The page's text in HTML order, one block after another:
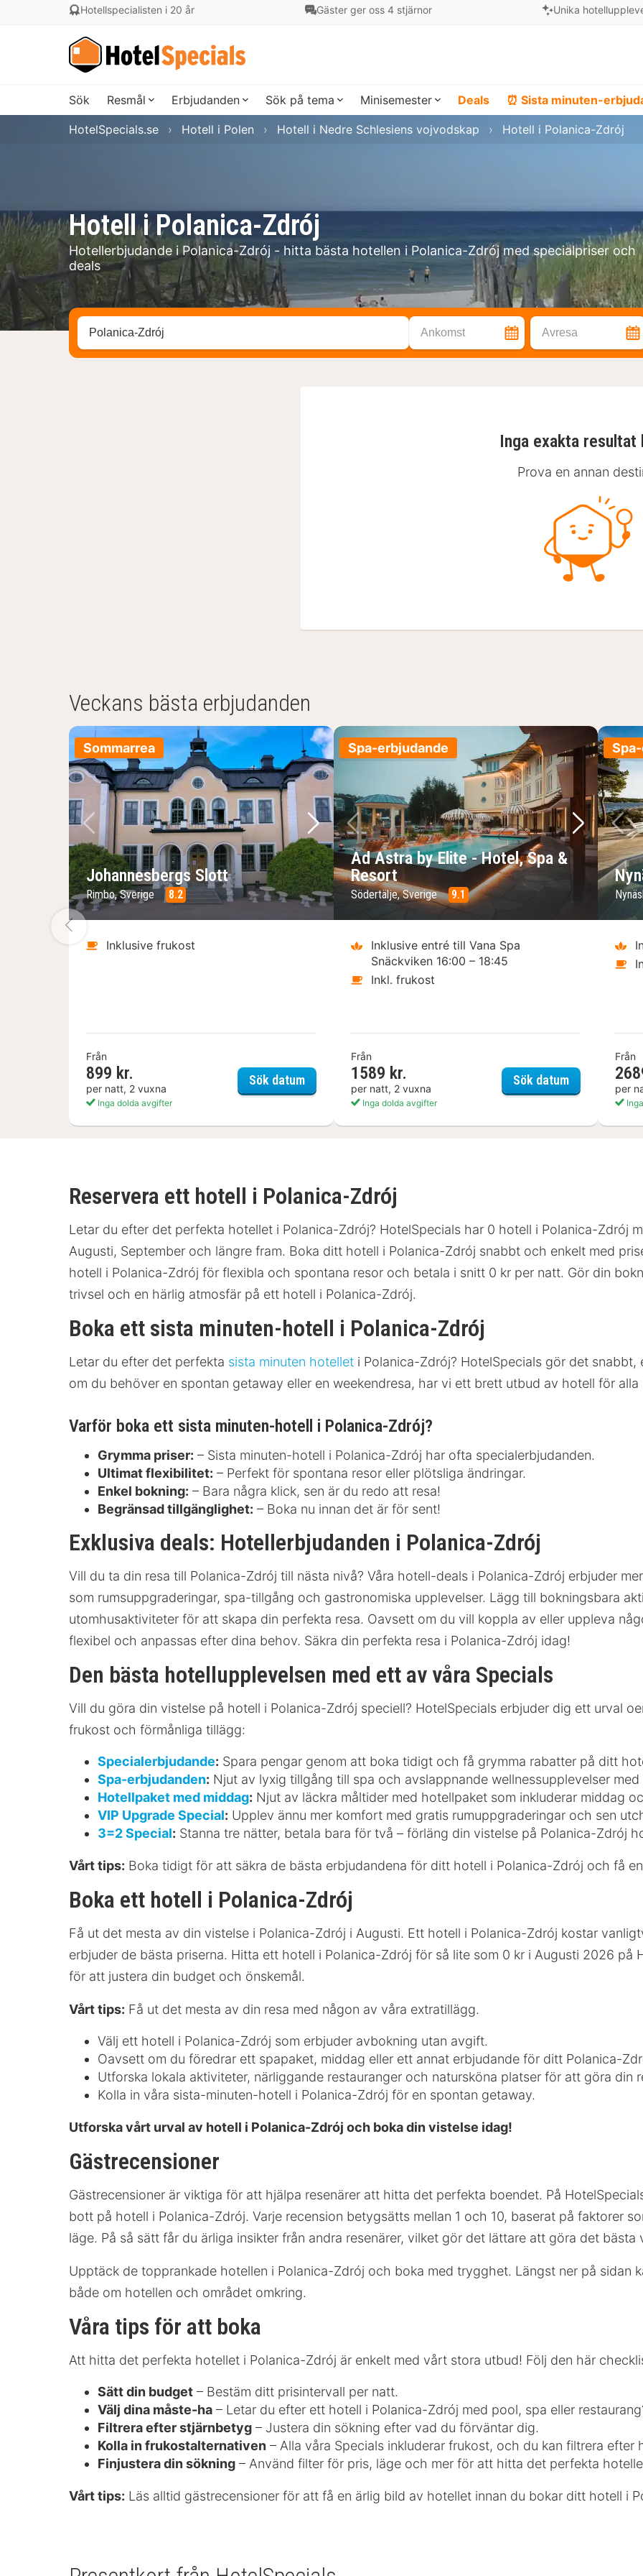
Hotellspecialisten i 20 år Gäster ger oss 4 stjärnor Unika
Sök Resmål Erbjudanden Sök på tema Minisemester Deals ⏰ Sista minuten-
Hotell i Polanica-Zdrój
Hotellerbjudande i Polanica-Zdrój - hitta bästa hotellen i Polanica-Zdrój med specialpriser och
deals
HotelSpecials.se Hotell i Polen Hotell i Nedre Schlesiens vojvodskap Hotell i Polanica-Zdrój
Sök efter hotell, område eller stad Ankomst Avresa
Inga exakta resultat
Prova en annan
Veckans bästa erbjudanden
Sommarrea
Föregående bild
Nästa bild
Johannesbergs Slott
Rimbo, Sverige 8.2
Inklusive frukost
Från
899 kr.
per natt, 2 vuxna
Inga dolda avgifter
Sök datumJohannesbergs Slott
Spa-erbjudande
Föregående bild
Nästa bild
Ad Astra by Elite - Hotel, Spa &
Resort
Södertälje, Sverige 9.1
Inklusive entré till Vana Spa
Snäckviken 16:00 – 18:45
Inkl. frukost
Från
1589 kr.
per natt, 2 vuxna
Inga dolda avgifter
Sök datumAd Astra by
Från
per
Föregående bild
Reservera ett hotell i Polanica-Zdrój
Letar du efter det perfekta hotellet i Polanica-Zdrój? HotelSpecials har 0 hotell i Polanica-Zdrój
Augusti, September och längre fram. Boka ditt hotell i Polanica-Zdrój snabbt och enkelt med
hotell i Polanica-Zdrój för flexibla och spontana resor och betala i snitt 0 kr per natt. Gör din
trivsel och en härlig atmosfär på ett hotell i Polanica-Zdrój.
Boka ett sista minuten-hotell i Polanica-Zdrój
Letar du efter det perfekta sista minuten hotellet i Polanica-Zdrój? HotelSpecials gör det
om du behöver en spontan getaway eller en weekendresa, har vi ett brett utbud av hotell för
Varför boka ett sista minuten-hotell i Polanica-Zdrój?
Grymma priser: – Sista minuten-hotell i Polanica-Zdrój har ofta specialerbjudanden.
Ultimat flexibilitet: – Perfekt för spontana resor eller plötsliga ändringar.
Enkel bokning: – Bara några klick, sen är du redo att resa!
Begränsad tillgänglighet: – Boka nu innan det är för sent!
Exklusiva deals: Hotellerbjudanden i Polanica-Zdrój
Vill du ta din resa till Polanica-Zdrój till nästa nivå? Våra hotell-deals i Polanica-Zdrój erbjuder
som rumsuppgraderingar, spa-tillgång och gastronomiska upplevelser. Lägg till bokningsbara
utomhusaktiviteter för att skapa din perfekta resa. Oavsett om du vill koppla av eller uppleva
flexibel och anpassas efter dina behov. Säkra din perfekta resa i Polanica-Zdrój idag!
Den bästa hotellupplevelsen med ett av våra Specials
Vill du göra din vistelse på hotell i Polanica-Zdrój speciell? HotelSpecials erbjuder dig ett urval
frukost och förmånliga tillägg:
Specialerbjudande: Spara pengar genom att boka tidigt och få grymma rabatter på ditt
Spa-erbjudanden: Njut av lyxig tillgång till spa och avslappnande wellnessupplevelser
Hotellpaket med middag: Njut av läckra måltider med hotellpaket som inkluderar middag
VIP Upgrade Special: Upplev ännu mer komfort med gratis rumuppgraderingar och sen
3=2 Special: Stanna tre nätter, betala bara för två – förläng din vistelse på Polanica-Zdrój
Vårt tips: Boka tidigt för att säkra de bästa erbjudandena för ditt hotell i Polanica-Zdrój och få
Boka ett hotell i Polanica-Zdrój
Få ut det mesta av din vistelse i Polanica-Zdrój i Augusti. Ett hotell i Polanica-Zdrój kostar
erbjuder de bästa priserna. Hitta ett hotell i Polanica-Zdrój för så lite som 0 kr i Augusti 2026 på
för att justera din budget och önskemål.
Vårt tips: Få ut det mesta av din resa med någon av våra extratillägg.
Välj ett hotell i Polanica-Zdrój som erbjuder avbokning utan avgift.
Oavsett om du föredrar ett spapaket, middag eller ett annat erbjudande för ditt Polanica-
Utforska lokala aktiviteter, närliggande restauranger och natursköna platser för att göra din
Kolla in våra sista-minuten-hotell i Polanica-Zdrój för en spontan getaway.
Utforska vårt urval av hotell i Polanica-Zdrój och boka din vistelse idag!
Gästrecensioner
Gästrecensioner är viktiga för att hjälpa resenärer att hitta det perfekta boendet. På
bott på hotell i Polanica-Zdrój. Varje recension betygsätts mellan 1 och 10, baserat på faktorer
läge. På så sätt får du ärliga insikter från andra resenärer, vilket gör det lättare att göra det bästa
Upptäck de topprankade hotellen i Polanica-Zdrój och boka med trygghet. Längst ner på sidan
både om hotellen och området omkring.
Våra tips för att boka
Att hitta det perfekta hotellet i Polanica-Zdrój är enkelt med vårt stora utbud! Följ den här
Sätt din budget – Bestäm ditt prisintervall per natt.
Välj dina måste-ha – Letar du efter ett hotell i Polanica-Zdrój med pool, spa eller
Filtrera efter stjärnbetyg – Justera din sökning efter vad du förväntar dig.
Kolla in frukostalternativen – Alla våra Specials inkluderar frukost, och du kan filtrera efter
Finjustera din sökning – Använd filter för pris, läge och mer för att hitta det perfekta
Vårt tips: Läs alltid gästrecensioner för att få en ärlig bild av hotellet innan du bokar ditt hotell i